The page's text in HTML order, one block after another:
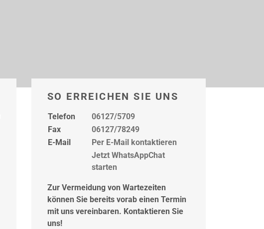
SO ERREICHEN SIE UNS
Telefon
06127/5709
Fax
06127/78249
E-Mail
Per E-Mail kontaktieren
Jetzt WhatsAppChat
starten
Zur Vermeidung von Wartezeiten
können Sie bereits vorab einen Termin
mit uns vereinbaren. Kontaktieren Sie
uns!